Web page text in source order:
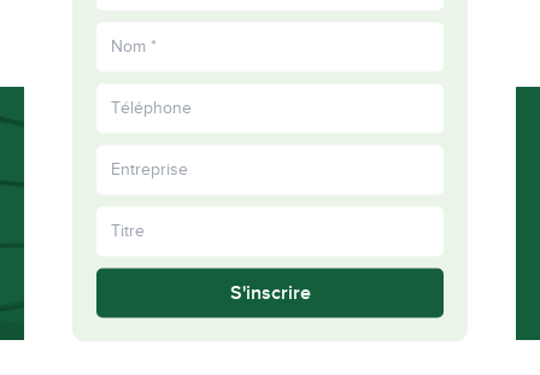
S'inscrire
Plus épanouis
ensemble